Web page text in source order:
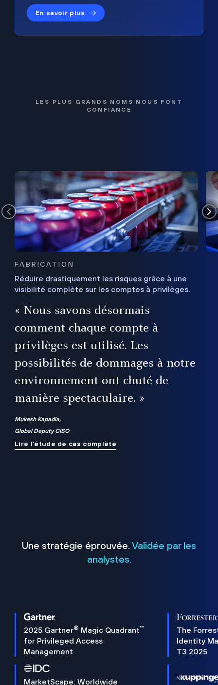
En savoir plus
LES PLUS GRANDS NOMS NOUS FONT
CONFIANCE
FABRICATION
Réduire drastiquement les risques grâce à une
visibilité complète sur les comptes à privilèges.
« Nous savons désormais
comment chaque compte à
privilèges est utilisé. Les
possibilités de dommages à notre
environnement ont chuté de
manière spectaculaire. »
Mukesh Kapadia,
Global Deputy CISO
Lire l’étude de cas complète
Une stratégie éprouvée. Validée par les
analystes.
2025 Gartner® Magic Quadrant™
for Privileged Access
Management
The
Identity
T3 2025
MarketScape: Worldwide